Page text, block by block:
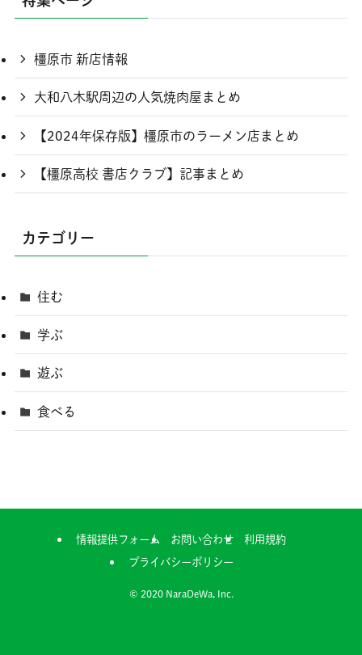
橿原市 新店情報
大和八木駅周辺の人気焼肉屋まとめ
【2024年保存版】橿原市のラーメン店まとめ
【橿原高校 書店クラブ】記事まとめ
カテゴリー
住む
学ぶ
遊ぶ
食べる
情報提供フォーム お問い合わせ
利用規約
プライバシーポリシー
© 2020 NaraDeWa, Inc.